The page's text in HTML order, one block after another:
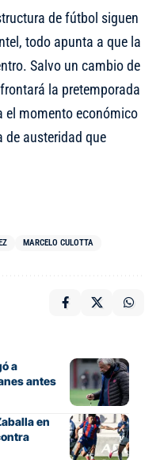
de fútbol siguen
todo apunta a que la
Salvo un cambio de
la pretemporada
el momento económico
de austeridad que
MARCELO CULOTTA
a
antes
en